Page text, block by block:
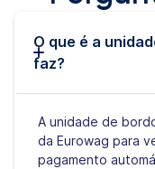
O que é a
faz?
A unidade de
da Eurowag para
pagamento